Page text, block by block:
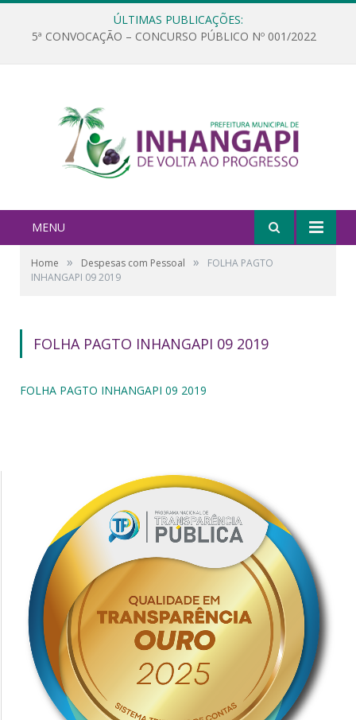
ÚLTIMAS PUBLICAÇÕES:
5ª CONVOCAÇÃO – CONCURSO PÚBLICO Nº 001/2022
MENU
Home » Despesas com Pessoal »
FOLHA PAGTO
INHANGAPI 09 2019
FOLHA PAGTO INHANGAPI 09 2019
FOLHA PAGTO INHANGAPI 09 2019